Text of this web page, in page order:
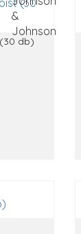
db)